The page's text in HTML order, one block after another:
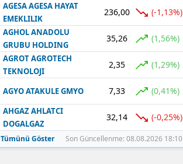
AGESA AGESA HAYAT
EMEKLILIK
236,00 (-1,13%)
AGHOL ANADOLU
GRUBU HOLDING
35,26 (1,56%)
AGROT AGROTECH
TEKNOLOJI
2,35 (1,29%)
AGYO ATAKULE GMYO 7,33 (0,41%)
AHGAZ AHLATCI
DOGALGAZ
32,14 (-0,25%)
Tümünü Göster Son Güncellenme: 08.08.2026 18:10